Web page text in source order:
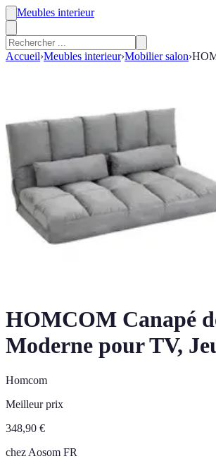
Meubles interieur
Accueil›Meubles interieur›Mobilier salon›
HOMCOM Canapé
Moderne pour TV,
Homcom
Meilleur prix
348,90 €
chez Aosom FR